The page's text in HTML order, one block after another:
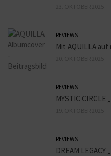
REVIEWS
Mit AQUILLA auf
REVIEWS
MYSTIC CIRCLE
REVIEWS
DREAM